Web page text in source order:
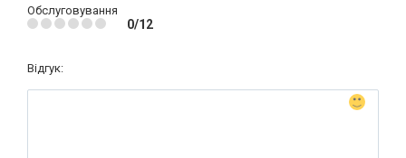
Обслуговування
0/12
Відгук: